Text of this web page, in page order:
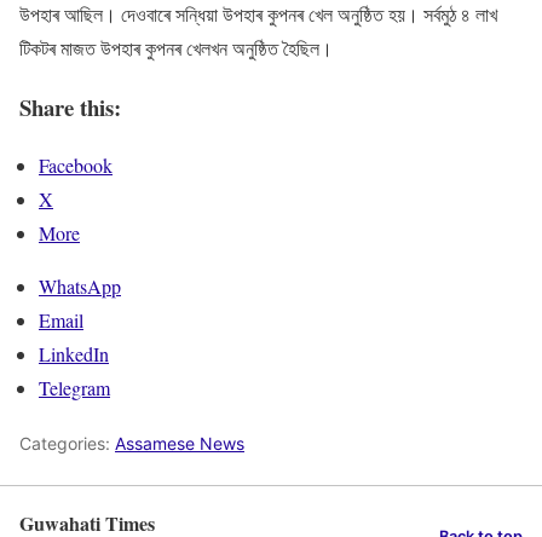
উপহাৰ আছিল। দেওবাৰে সন্ধিয়া উপহাৰ কুপনৰ খেল অনুষ্ঠিত হয়। সৰ্বমুঠ ৪ লাখ
টিকটৰ মাজত উপহাৰ কুপনৰ খেলখন অনুষ্ঠিত হৈছিল।
Share this:
Facebook
X
More
WhatsApp
Email
LinkedIn
Telegram
Categories: Assamese News
Guwahati Times